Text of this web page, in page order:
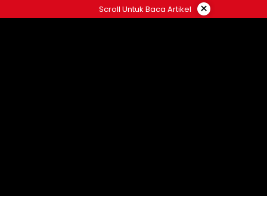
ke
Scroll Untuk Baca Artikel ×